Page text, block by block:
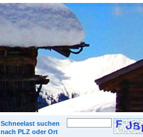
Schneelast suchen
nach PLZ oder Ort
©